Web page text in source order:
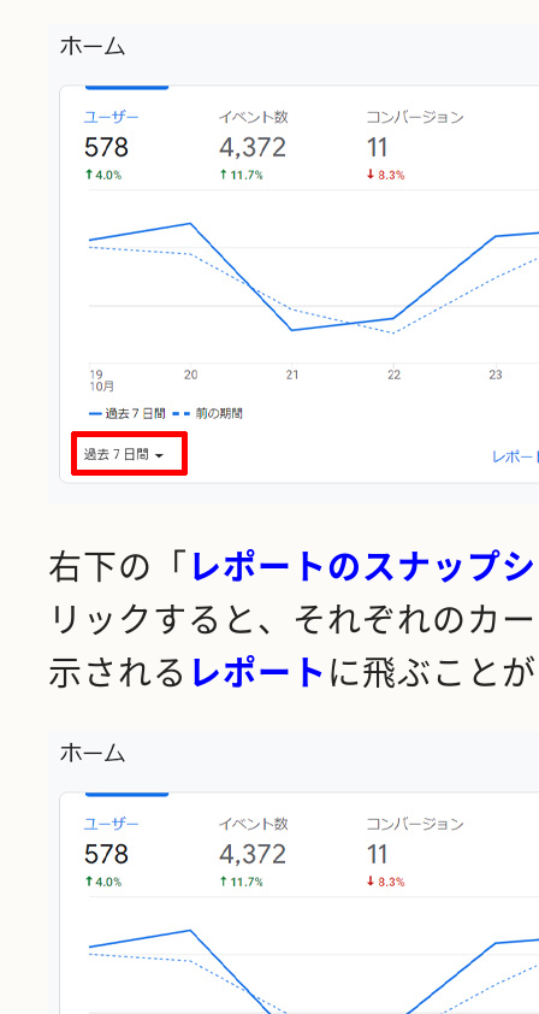
右下の「レポートのスナップ
リックすると、それぞれのカ
示される レポートに飛ぶこと